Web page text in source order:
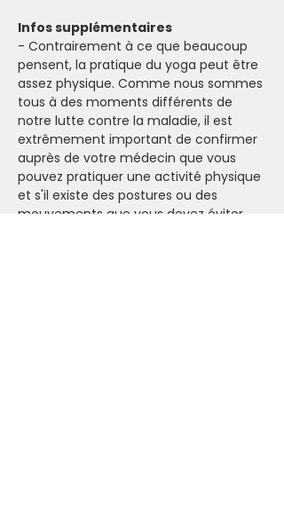
Infos supplémentaires
- Contrairement à ce que beaucoup
pensent, la pratique du yoga peut être
assez physique. Comme nous sommes
tous à des moments différents de
notre lutte contre la maladie, il est
extrêmement important de confirmer
auprès de votre médecin que vous
pouvez pratiquer une activité physique
et s'il existe des postures ou des
mouvements que vous devez éviter.